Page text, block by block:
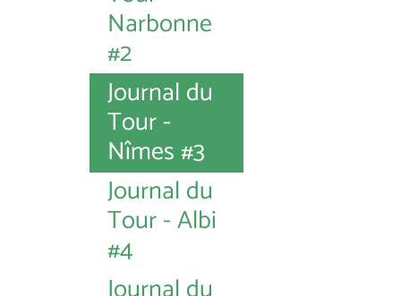
Narbonne
#2
Journal du
Tour -
Nîmes #3
Journal du
Tour - Albi
#4